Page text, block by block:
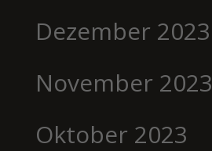
Dezember 2023
November 2023
Oktober 2023